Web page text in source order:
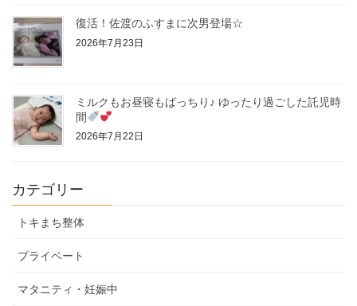
復活！佐渡のふすまに次男登場☆
2026年7月23日
ミルクもお昼寝もばっちり♪ ゆったり過ごした託児時
間
2026年7月22日
カテゴリー
トキまち整体
プライベート
マタニティ・妊娠中